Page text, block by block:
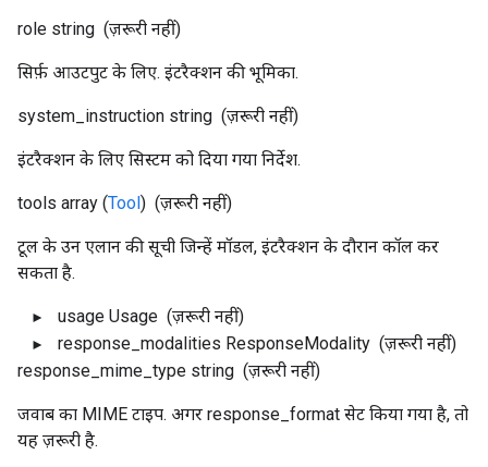
role string (ज़रूरी नहीं)
सिर्फ़ आउटपुट के लिए. इंटरैक्शन की भूमिका.
system_instruction string (ज़रूरी नहीं)
इंटरैक्शन के लिए सिस्टम को दिया गया निर्देश.
tools array (Tool) (ज़रूरी नहीं)
टूल के उन एलान की सूची जिन्हें मॉडल, इंटरैक्शन के दौरान कॉल कर
सकता है.
usage Usage (ज़रूरी नहीं)
response_modalities ResponseModality (ज़रूरी नहीं)
response_mime_type string (ज़रूरी नहीं)
जवाब का MIME टाइप. अगर response_format सेट किया गया है, तो
यह ज़रूरी है.